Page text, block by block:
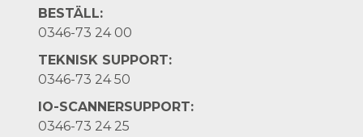
BESTÄLL:
0346-73 24 00
TEKNISK SUPPORT:
0346-73 24 50
IO-SCANNERSUPPORT:
0346-73 24 25